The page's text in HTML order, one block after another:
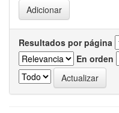
Resultados por página
En orden